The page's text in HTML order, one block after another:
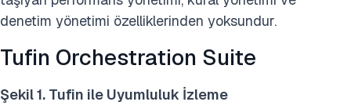
denetim yönetimi özelliklerinden yoksundur.
Tufin Orchestration Suite
Şekil 1. Tufin ile Uyumluluk İzleme